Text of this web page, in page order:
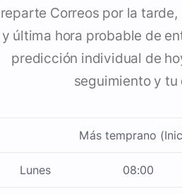
reparte Correos por la
y última hora probable de
predicción individual de
seguimiento y tu
Más temprano
Lunes 08:00